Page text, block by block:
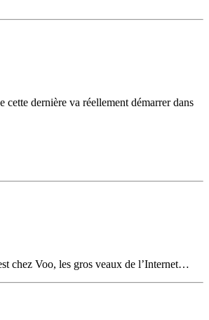
dernière va réellement démarrer dans
chez Voo, les gros veaux de l’Internet…